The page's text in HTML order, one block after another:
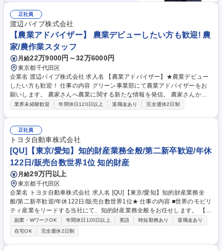
正社員
渡辺パイプ株式会社
【農業アドバイザー】 農業デビューしたい方も歓迎! 農
家/農作業スタッフ
月給22万9000円～32万6000円
東京都千代田区
企業名 渡辺パイプ株式会社 求人名 【農業アドバイザー】★農業デビュー
したい方も歓迎！ 仕事の内容 グリーン事業部にて農業アドバイザーをお
願いします。 農家さんへ農業に関する新たな情報を発信。 農家さんから
のお困り事に対応。営農指導など。 《入社後の流れ》 まずはアドバイザ
培業務全般（他トマト・ブルーベリーなど） ■ネット通販受注及び発送業
務 ■マルシェなどへの出張販売/キッチンカーによる販売/SNSの更新等 募
集職種 【農業アドバイザー】★農業デビューしたい方も歓迎！
業界未経験歓迎 年間休日120日以上 退職金あり 完全週休2日制
正社員
トヨタ自動車株式会社
[QU]【東京/愛知】知的財産業務全般/第二新卒歓迎/年休
122日/販売台数世界1位 知的財産
月給29万円以上
東京都千代田区
企業名 トヨタ自動車株式会社 求人名 [QU]【東京/愛知】知的財産業務全
般/第二新卒歓迎/年休122日/販売台数世界1位★ 仕事の内容 ■世界のモビリ
ティ産業をリードする当社にて、知的財産業務全般をお任せします。 【詳
細】■開発現場から発明を発掘し、価値の高い特許を取得（世界30か国以
上で権利取得）/ 事業の障害となる他社特許に対し、適切な対応を実施/他
社の特許情報を解析し、経営・開発へ戦略提言■コーポレート目線でビジ
ネススキームを構築（技術提携の企画、アライアンス戦略立案/推進・技術
副業・WワークOK 年間休日120日以上 英語 時短勤務あり
退職金あり
在宅OK
完全週休2日制